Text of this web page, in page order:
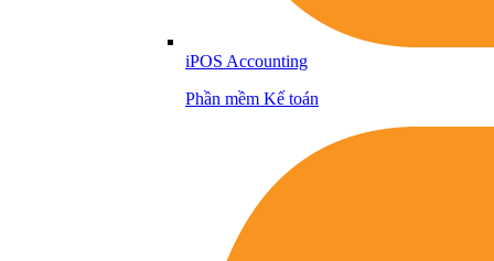
iPOS Accounting
Phần mềm Kế toán